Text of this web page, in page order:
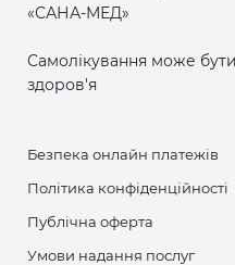
«САНА-МЕД»
Самолікування може
здоров'я
Безпека онлайн платежів
Політика конфіденційності
Публічна оферта
Умови надання послуг